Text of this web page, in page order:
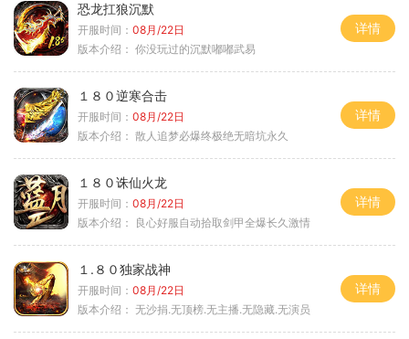
恐龙扛狼沉默
开服时间： 08月/22日
版本介绍： 你没玩过的沉默嘟嘟武易
详情
１８０逆寒合击
开服时间： 08月/22日
版本介绍： 散人追梦必爆终极绝无暗坑永久
详情
１８０诛仙火龙
开服时间： 08月/22日
版本介绍：
良心好服自动拾取剑甲全爆长久激情
详情
１.８０独家战神
开服时间： 08月/22日
版本介绍： 无沙捐.无顶榜.无主播.无隐藏.无演员
详情